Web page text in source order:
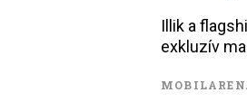
Illik a
exkluzív